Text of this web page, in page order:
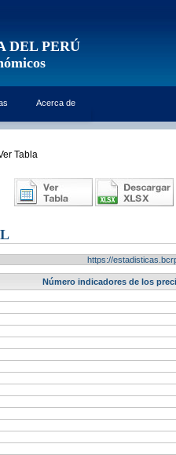
DEL PERÚ
Acerca de
Tabla
https://
Número indicadores de los